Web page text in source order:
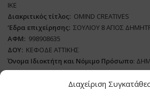
Διαχείριση
ΙΚΕ
Διακριτικός τίτλος: ΟΜΙΝD CREATIVES
‘Eδρα επιχείρησης: ΣΟΥΛΙΟΥ 8 ΑΓΙΟΣ
ΑΦΜ: 998908635
ΔΟΥ: ΚΕΦΟΔΕ ΑΤΤΙΚΗΣ
Όνομα Ιδιοκτήτη και Νόμιμο Πρόσωπο:
ΜΟΝΟΠΡΟΣΩΠΗ ΙΚΕ